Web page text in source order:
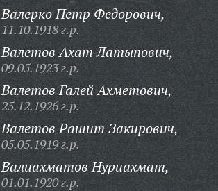
Валерко Петр Федорович,
11.10.1918 г.р.
Валетов Ахат Латыпович,
09.05.1923 г.р.
Валетов Галей Ахметович,
25.12.1926 г.р.
Валетов Рашит Закирович,
05.05.1919 г.р.
Валиахматов Нуриахмат,
01.01.1920 г.р.